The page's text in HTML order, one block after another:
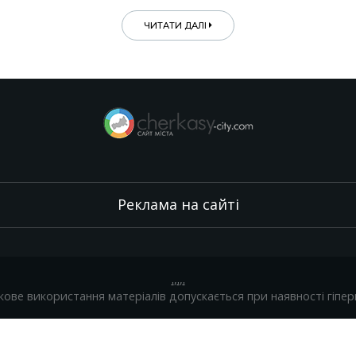
ЧИТАТИ ДАЛІ
Реклама на сайті
.,.,.
використання матеріалів допускається при наявності